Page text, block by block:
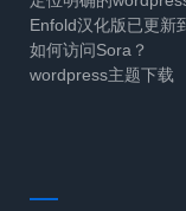
Enfold汉化版已更新
如何访问Sora？
wordpress主题下载